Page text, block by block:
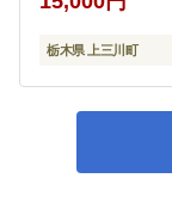
栃木県 上三川町